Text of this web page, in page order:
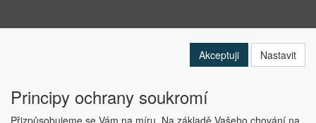
Akceptuji Nastavit
Principy ochrany soukromí
Přizpůsobujeme se Vám na míru. Na základě Vašeho chování na